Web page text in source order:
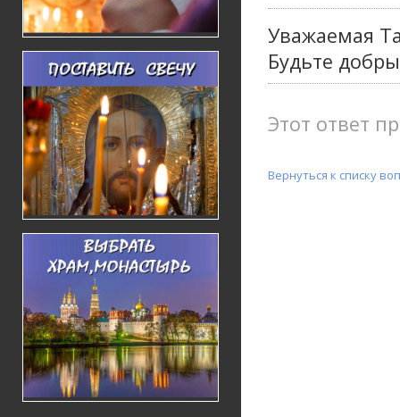
Уважаемая
Будьте
Этот ответ
Вернуться к списку